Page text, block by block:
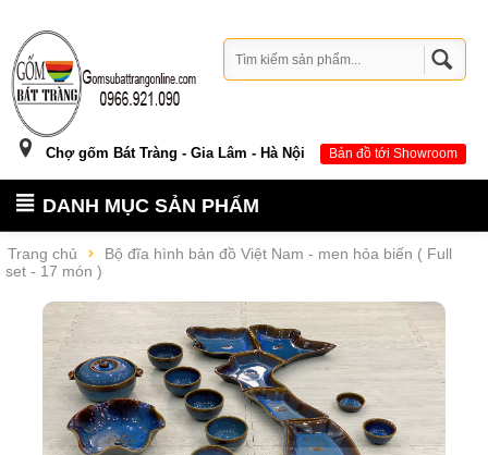
Chợ gốm Bát Tràng - Gia Lâm - Hà Nội Bản đồ tới Showroom
DANH MỤC SẢN PHẨM
Trang chủ
Bộ đĩa hình bản đồ Việt Nam - men hỏa biến ( Full
set - 17 món )